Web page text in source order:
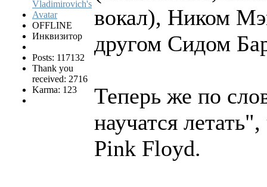
OFFLINE
Инквизитор
Posts: 117132
Thank you
received: 2716
Karma: 123
вокал), Ником
другом Сидом
Теперь же по
научатся
Pink Floyd.